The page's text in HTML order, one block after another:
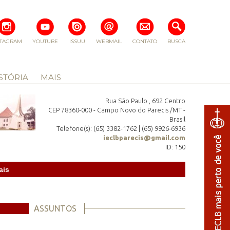
BUSCA
CONTATO
WEBMAIL
ISSUU
YOUTUBE
MAIS
Rua São Paulo , 692 Centro
CEP 78360-000 - Campo Novo do Parecis /MT -
Brasil
Telefone(s): (65) 3382-1762 | (65) 9926-6936
ieclbparecis@gmail.com
ID: 150
ASSUNTOS